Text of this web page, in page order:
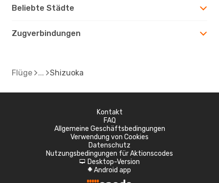
Beliebte Städte
Zugverbindungen
Flüge Shizuoka
Kontakt
FAQ
Allgemeine Geschäftsbedingungen
Verwendung von Cookies
Datenschutz
Nutzungsbedingungen für Aktionscodes
d Desktop-Version
A Android app